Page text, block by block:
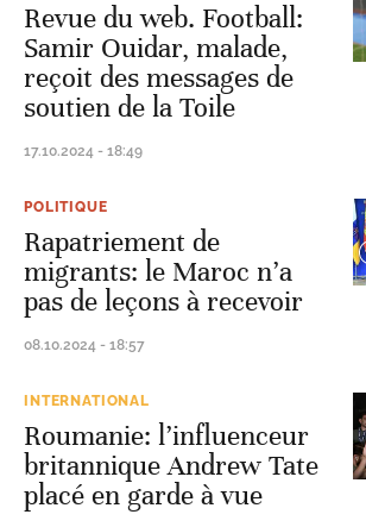
Revue du web. Football:
Samir Ouidar, malade,
reçoit des messages de
soutien de la Toile
17.10.2024 - 18:49
POLITIQUE
Rapatriement de
migrants: le Maroc n’a
pas de leçons à recevoir
08.10.2024 - 18:57
INTERNATIONAL
Roumanie: l’influenceur
britannique Andrew Tate
placé en garde à vue